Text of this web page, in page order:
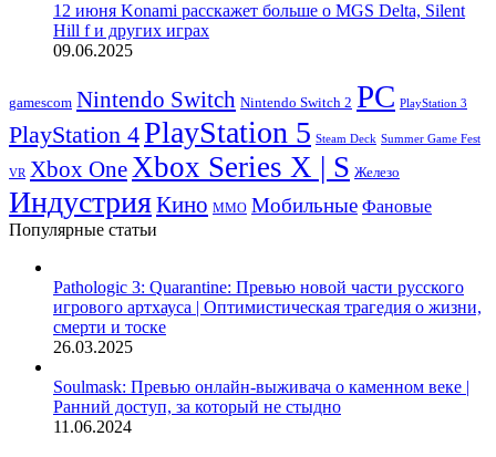
12 июня Konami расскажет больше о MGS Delta, Silent
Hill f и других играх
09.06.2025
gamescom Nintendo Switch Nintendo Switch 2 PC PlayStation 3
PlayStation 4PlayStation 5 Steam Deck Summer Game Fest
VR Xbox OneXbox Series X | S Железо
ИндустрияКино ММО Мобильные Фановые
Популярные статьи
Pathologic 3: Quarantine: Превью новой части русского
игрового артхауса | Оптимистическая трагедия о жизни,
смерти и тоске
26.03.2025
Soulmask: Превью онлайн-выживача о каменном веке |
Ранний доступ, за который не стыдно
11.06.2024